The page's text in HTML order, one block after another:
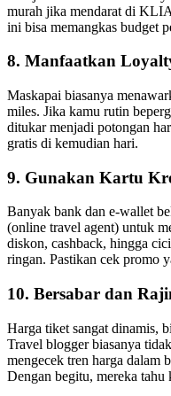
murah jika mendarat di
ini bisa memangkas budget
8. Manfaatkan
Maskapai biasanya
miles. Jika kamu rutin
ditukar menjadi potongan
gratis di kemudian hari.
9. Gunakan Kartu
Banyak bank dan e-wallet
(online travel agent) untuk
diskon, cashback, hingga
ringan. Pastikan cek promo
10. Bersabar dan
Harga tiket sangat dinamis,
Travel blogger biasanya
mengecek tren harga dalam
Dengan begitu, mereka